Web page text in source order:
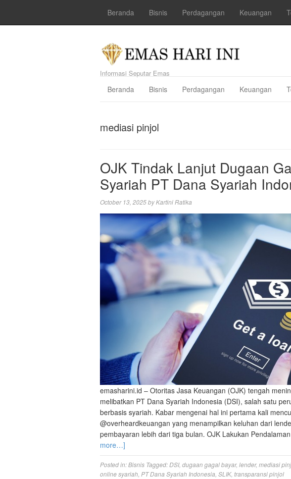
Beranda Bisnis Perdagangan Keuangan
Informasi Seputar Emas
Beranda Bisnis Perdagangan Keuangan
mediasi pinjol
OJK Tindak Lanjut Dugaan
Syariah PT Dana Syariah
October 13, 2025byKartini Ratika
emasharini.id – Otoritas Jasa Keuangan (OJK) tengah
melibatkan PT Dana Syariah Indonesia (DSI), salah satu
berbasis syariah. Kabar mengenai hal ini pertama kali
@overheardkeuangan yang menampilkan keluhan dari
pembayaran lebih dari tiga bulan. OJK Lakukan
more…]
Posted in:Bisnis Tagged:DSI, dugaan gagal bayar, lender, mediasi
online syariah PT Dana Syariah Indonesia SLIK, transparansi pinjol